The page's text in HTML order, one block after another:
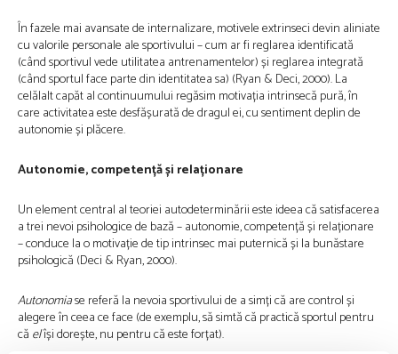
În fazele mai avansate de internalizare, motivele extrinseci devin aliniate
cu valorile personale ale sportivului – cum ar fi reglarea identificată
(când sportivul vede utilitatea antrenamentelor) și reglarea integrată
(când sportul face parte din identitatea sa) (Ryan & Deci, 2000). La
celălalt capăt al continuumului regăsim motivația intrinsecă pură, în
care activitatea este desfășurată de dragul ei, cu sentiment deplin de
autonomie și plăcere.
Autonomie, competență și relaționare
Un element central al teoriei autodeterminării este ideea că satisfacerea
a trei nevoi psihologice de bază – autonomie, competență și relaționare
– conduce la o motivație de tip intrinsec mai puternică și la bunăstare
psihologică (Deci & Ryan, 2000).
Autonomiase referă la nevoia sportivului de a simți că are control și
alegere în ceea ce face (de exemplu, să simtă că practică sportul pentru
că elîși dorește, nu pentru că este forțat).